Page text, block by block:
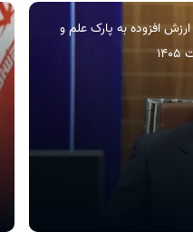
ارزش افزوده به پارک علم و